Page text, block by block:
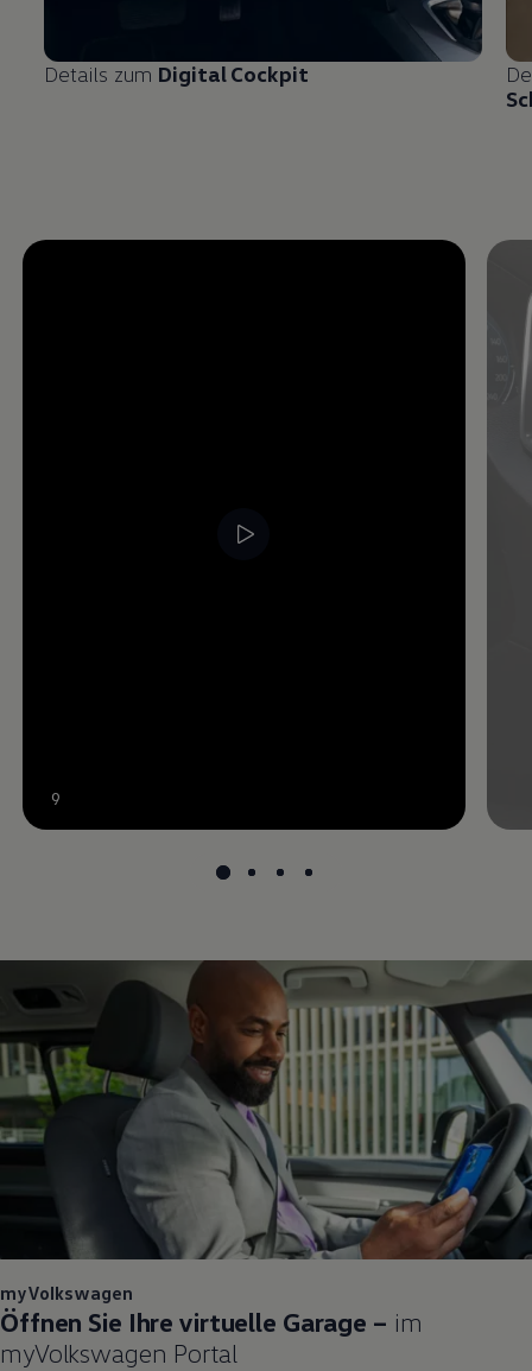
Details zum Digital Cockpit
9
myVolkswagen
Öffnen Sie Ihre virtuelle Garage – im
myVolkswagen Portal